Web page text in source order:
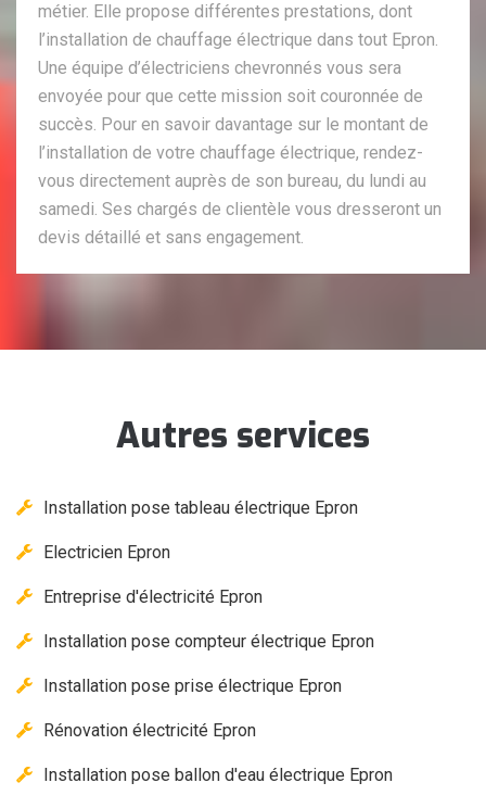
métier. Elle propose différentes prestations, dont
l’installation de chauffage électrique dans tout Epron.
Une équipe d’électriciens chevronnés vous sera
envoyée pour que cette mission soit couronnée de
succès. Pour en savoir davantage sur le montant de
l’installation de votre chauffage électrique, rendez-
vous directement auprès de son bureau, du lundi au
samedi. Ses chargés de clientèle vous dresseront un
devis détaillé et sans engagement.
Autres services
Installation pose tableau électrique Epron
Electricien Epron
Entreprise d'électricité Epron
Installation pose compteur électrique Epron
Installation pose prise électrique Epron
Rénovation électricité Epron
Installation pose ballon d'eau électrique Epron